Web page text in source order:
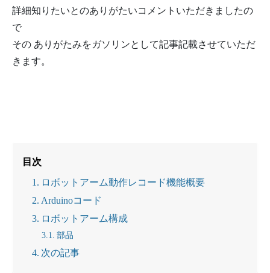
詳細知りたいとのありがたいコメントいただきましたの
で
その ありがたみをガソリンとして記事記載させていただ
きます。
目次
ロボットアーム動作レコード機能概要
Arduinoコード
ロボットアーム構成
部品
次の記事